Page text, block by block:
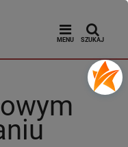
MENU SZUKAJ